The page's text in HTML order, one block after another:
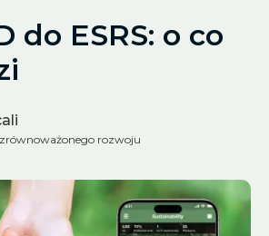
do ESRS: o co
zrównoważonego rozwoju